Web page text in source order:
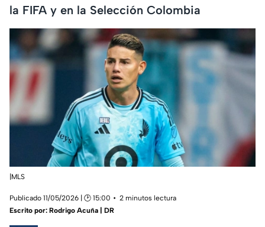
la FIFA y en la Selección Colombia
|MLS
Publicado 11/05/2026 | 🕑 15:00
2 minutos lectura
Escrito por: Rodrigo Acuña | DR